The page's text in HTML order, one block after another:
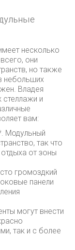
несколько
они
но также
небольших
Владея
стеллажи и
вам:
Модульный
так что
от зоны
громоздкий
панели
могут внести
так и с более